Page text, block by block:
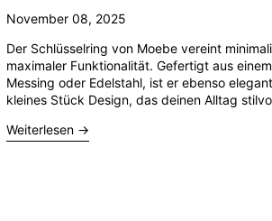
November 08, 2025
Der Schlüsselring von Moebe vereint
maximaler Funktionalität. Gefertigt aus
Messing oder Edelstahl, ist er ebenso
kleines Stück Design, das deinen Alltag
Weiterlesen →